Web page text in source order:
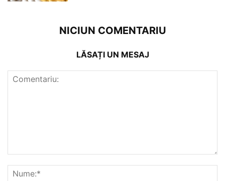
NICIUN COMENTARIU
LĂSAȚI UN MESAJ